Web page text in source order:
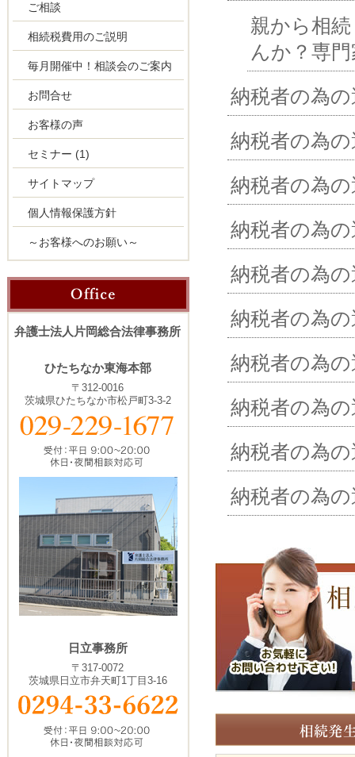
親から相
んか？専
納税者の為
納税者の為
納税者の為
納税者の為
納税者の為
納税者の為
納税者の為
納税者の為
納税者の為
納税者の為
ご相談
相続税費用のご説明
毎月開催中！相談会のご案内
お問合せ
お客様の声
セミナー (1)
サイトマップ
個人情報保護方針
～お客様へのお願い～
弁護士法人片岡総合法律事務所
ひたちなか東海本部
〒312-0016
茨城県ひたちなか市松戸町3-3-2
日立事務所
〒317-0072
茨城県日立市弁天町1丁目3-16